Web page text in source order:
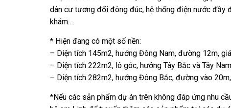
dân cư tương đối đông đúc, hệ thống điện nước đầy
khám….
* Hiện đang có một số nền:
– Diện tích 145m2, hướng Đông Nam, đường 12m,
– Diện tích 222m2, lô góc, hướng Tây Bắc và Tây
– Diện tích 282m2, hướng Đông Bắc, đường vào
*Nếu các sản phẩm dự án trên không đáp ứng nhu